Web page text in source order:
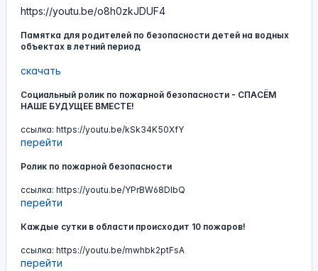
https://youtu.be/o8h0zkJDUF4
Памятка для родителей по безопасности детей на водных
объектах в летний период
скачать
Социальный ролик по пожарной безопасности - СПАСЁМ
НАШЕ БУДУЩЕЕ ВМЕСТЕ!
ссылка: https://youtu.be/kSk34K50XfY
перейти
Ролик по пожарной безопасности
ссылка: https://youtu.be/YPrBW68DIbQ
перейти
Каждые сутки в области происходит 10 пожаров!
ссылка: https://youtu.be/mwhbk2ptFsA
перейти